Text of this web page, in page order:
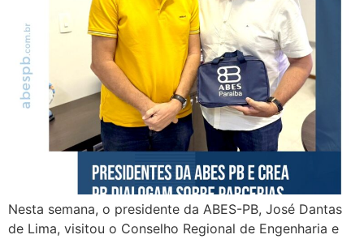
Nesta semana, o presidente da ABES-PB, José Dantas
de Lima, visitou o Conselho Regional de Engenharia e